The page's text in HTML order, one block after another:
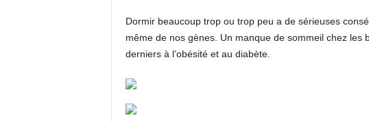
Dormir beaucoup trop ou trop peu a de sérieuses
même de nos gènes. Un manque de sommeil chez les
derniers à l’obésité et au diabète.